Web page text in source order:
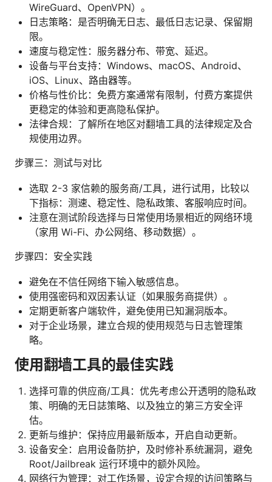
WireGuard、OpenVPN）。
日志策略：是否明确无日志、最低日志记录、保留期
限。
速度与稳定性：服务器分布、带宽、延迟。
设备与平台支持：Windows、macOS、Android、
iOS、Linux、路由器等。
价格与性价比：免费方案通常有限制，付费方案提供
更稳定的体验和更高隐私保护。
法律合规：了解所在地区对翻墙工具的法律规定及合
规使用边界。
步骤三：测试与对比
选取 2-3 家信赖的服务商/工具，进行试用，比较以
下指标：测速、稳定性、隐私政策、客服响应时间。
注意在测试阶段选择与日常使用场景相近的网络环境
（家用 Wi-Fi、办公网络、移动数据）。
步骤四：安全实践
避免在不信任网络下输入敏感信息。
使用强密码和双因素认证（如果服务商提供）。
定期更新客户端软件，避免使用已知漏洞版本。
对于企业场景，建立合规的使用规范与日志管理策
略。
使用翻墙工具的最佳实践
选择可靠的供应商/工具：优先考虑公开透明的隐私政
策、明确的无日誌策略、以及独立的第三方安全评
估。
更新与维护：保持应用最新版本，开启自动更新。
设备安全：启用设备防护，及时修补系统漏洞，避免
Root/Jailbreak 运行环境中的额外风险。
网络行为管理：对工作场景，设定合规的访问策略与